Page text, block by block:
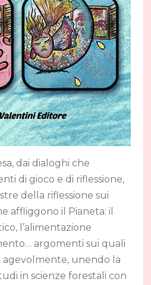
dai dialoghi che
di gioco e di riflessione,
della riflessione sui
affliggono il Pianeta: il
l’alimentazione
argomenti sui quali
agevolmente, unendo la
in scienze forestali con